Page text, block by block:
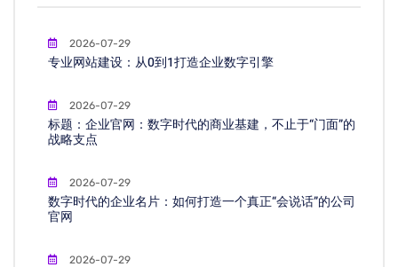
2026-07-29
专业网站建设：从0到1打造企业数字引擎
2026-07-29
标题：企业官网：数字时代的商业基建，不止于“门面”的
战略支点
2026-07-29
数字时代的企业名片：如何打造一个真正“会说话”的公司
官网
2026-07-29